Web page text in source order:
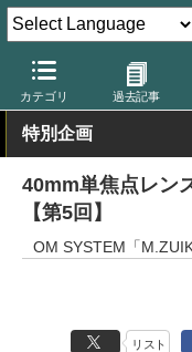
カテゴリ 過去記事
デジカメ Watch レンズ
特別企画
40mm単焦点レン
【第5回】
OM SYSTEM「
リスト